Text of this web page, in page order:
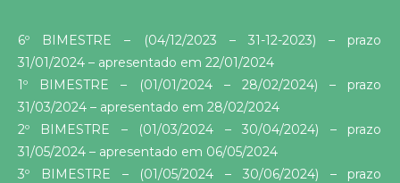
rigorosamente em dia, de modo que abaixo segue a lista
de prazos:
6º BIMESTRE – (04/12/2023 – 31-12-2023) – prazo
31/01/2024 – apresentado em 22/01/2024
1º BIMESTRE – (01/01/2024 – 28/02/2024) – prazo
31/03/2024 – apresentado em 28/02/2024
2º BIMESTRE – (01/03/2024 – 30/04/2024) – prazo
31/05/2024 – apresentado em 06/05/2024
3º BIMESTRE – (01/05/2024 – 30/06/2024) – prazo